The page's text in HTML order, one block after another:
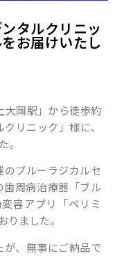
タルクリニッ
お届けいたし
大岡駅」から徒歩約
リニック」様に、
。
ブルーラジカルセ
周病治療器「ブル
容アプリ「ペリミ
りました。
、無事にご納品で